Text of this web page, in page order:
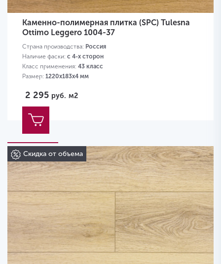
Каменно-полимерная плитка (SPC) Tulesna
Ottimo Leggero 1004-37
Страна производства: Россия
Наличие фаски: с 4-х сторон
Класс применения: 43 класс
Размер: 1220х183х4 мм
2 295 руб. м2
Скидка от объема